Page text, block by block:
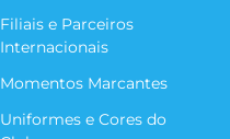
Filiais e Parceiros
Internacionais
Momentos Marcantes
Uniformes e Cores do